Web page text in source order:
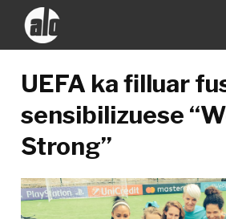
UEFA ka filluar
sensibilizuese
Strong”